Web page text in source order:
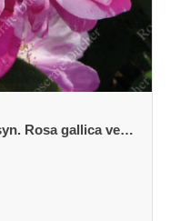
Rosier buisson Rosa mundi syn. Rosa gallica versicolor